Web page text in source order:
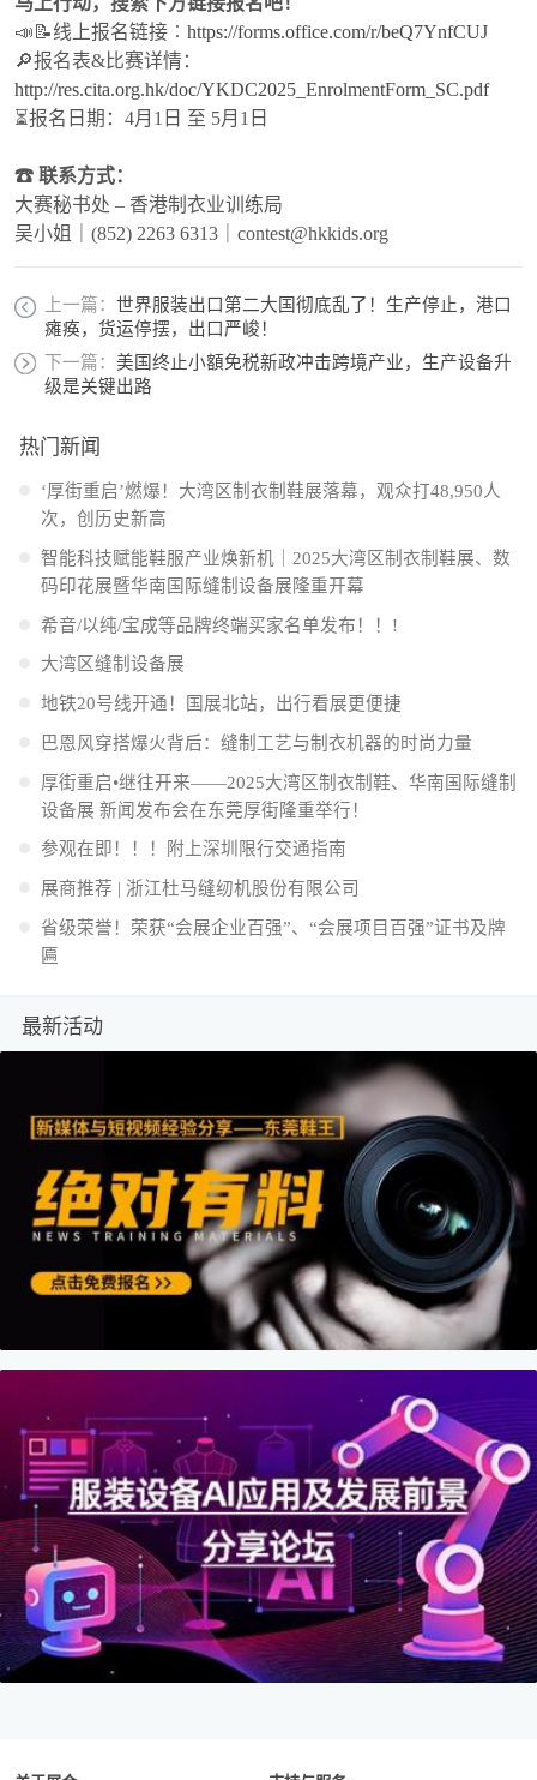
📣📝线上报名链接︰https://forms.office.com/r/beQ7YnfCUJ
🔎报名表&比赛详情：
http://res.cita.org.hk/doc/YKDC2025_EnrolmentForm_SC.pdf
⏳报名日期：4月1日 至 5月1日
☎ 联系方式：
大赛秘书处 – 香港制衣业训练局
吴小姐｜(852) 2263 6313｜contest@hkkids.org
上一篇： 世界服装出口第二大国彻底乱了！生产停止，港口
瘫痪，货运停摆，出口严峻！
下一篇： 美国终止小額免税新政冲击跨境产业，生产设备升
级是关键出路
热门新闻
‘厚街重启’燃爆！大湾区制衣制鞋展落幕，观众打48,950人
次，创历史新高
智能科技赋能鞋服产业焕新机｜2025大湾区制衣制鞋展、数
码印花展暨华南国际缝制设备展隆重开幕
希音/以纯/宝成等品牌终端买家名单发布！！!
大湾区缝制设备展
地铁20号线开通！国展北站，出行看展更便捷
巴恩风穿搭爆火背后：缝制工艺与制衣机器的时尚力量
厚街重启•继往开来——2025大湾区制衣制鞋、华南国际缝制
设备展 新闻发布会在东莞厚街隆重举行！
参观在即！！！附上深圳限行交通指南
展商推荐 | 浙江杜马缝纫机股份有限公司
省级荣誉！荣获“会展企业百强”、“会展项目百强”证书及牌
匾
最新活动